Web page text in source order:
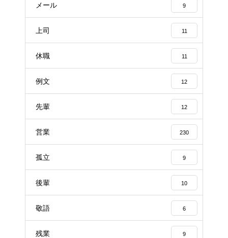
メール 9
上司 11
休職 11
例文 12
先輩 12
営業 230
孤立 9
後輩 10
敬語 6
残業 9